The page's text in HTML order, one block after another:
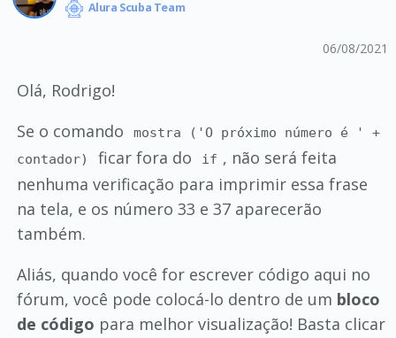
Alura Scuba Team
06/08/2021
Olá, Rodrigo!
Se o comando
mostra ('O próximo número é ' +
contador)
ficar fora do if , não será feita
nenhuma verificação para imprimir essa frase
na tela, e os número 33 e 37 aparecerão
também.
Aliás, quando você for escrever código aqui no
fórum, você pode colocá-lo dentro de um bloco
de código para melhor visualização! Basta clicar